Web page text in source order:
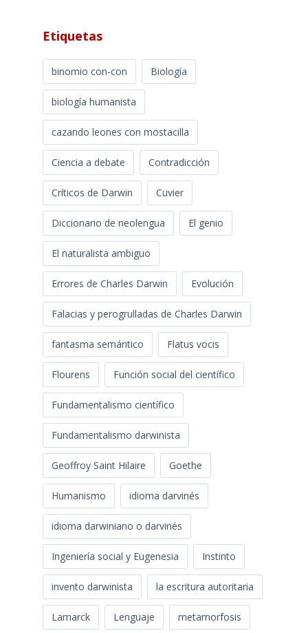
Etiquetas
binomio con-con Biología
biología humanista
cazando leones con mostacilla
Ciencia a debate Contradicción
Críticos de Darwin Cuvier
Diccionario de neolengua El genio
El naturalista ambiguo
Errores de Charles Darwin Evolución
Falacias y perogrulladas de Charles Darwin
fantasma semántico Flatus vocis
Flourens Función social del científico
Fundamentalismo científico
Fundamentalismo darwinista
Geoffroy Saint Hilaire Goethe
Humanismo idioma darvinés
idioma darwiniano o darvinés
Ingeniería social y Eugenesia Instinto
invento darwinista la escritura autoritaria
Lamarck Lenguaje metamorfosis